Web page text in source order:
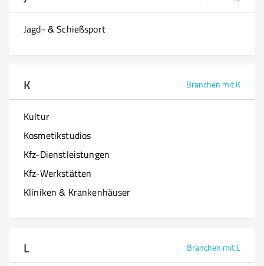
Jagd- & Schießsport
K Branchen mit K
Kultur
Kosmetikstudios
Kfz-Dienstleistungen
Kfz-Werkstätten
Kliniken & Krankenhäuser
L Branchen mit L